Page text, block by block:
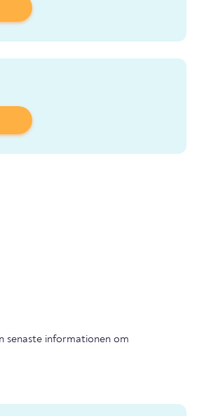
senaste informationen om